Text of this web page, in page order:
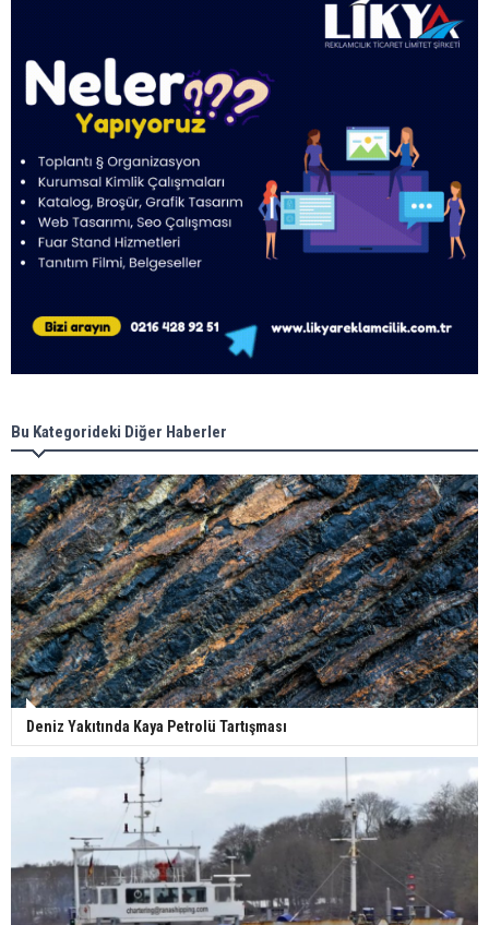
Bu Kategorideki Diğer Haberler
Deniz Yakıtında Kaya Petrolü Tartışması